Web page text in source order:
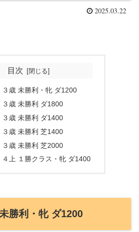
2025.03.22
目次
３歳 未勝利・牝 ダ1200
３歳 未勝利 ダ1800
３歳 未勝利 ダ1400
３歳 未勝利 芝1400
３歳 未勝利 芝2000
４上 １勝クラス・牝 ダ1400
勝利・牝 ダ1200